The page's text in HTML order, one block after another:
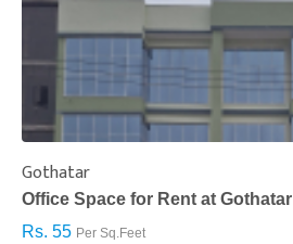
Gothatar
Office Space for Rent at Gothatar
Rs. 55 Per Sq.Feet